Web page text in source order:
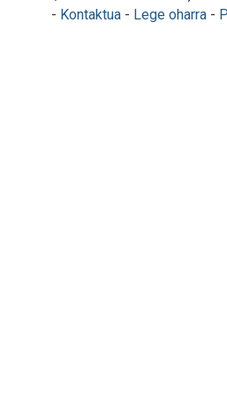
- Kontaktua- Lege oharra-